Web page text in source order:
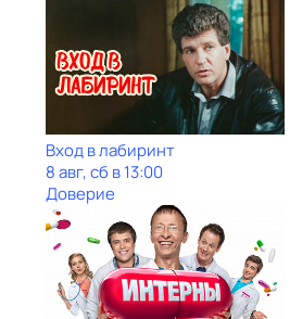
Вход в лабиринт
8 авг, сб в 13:00
Доверие